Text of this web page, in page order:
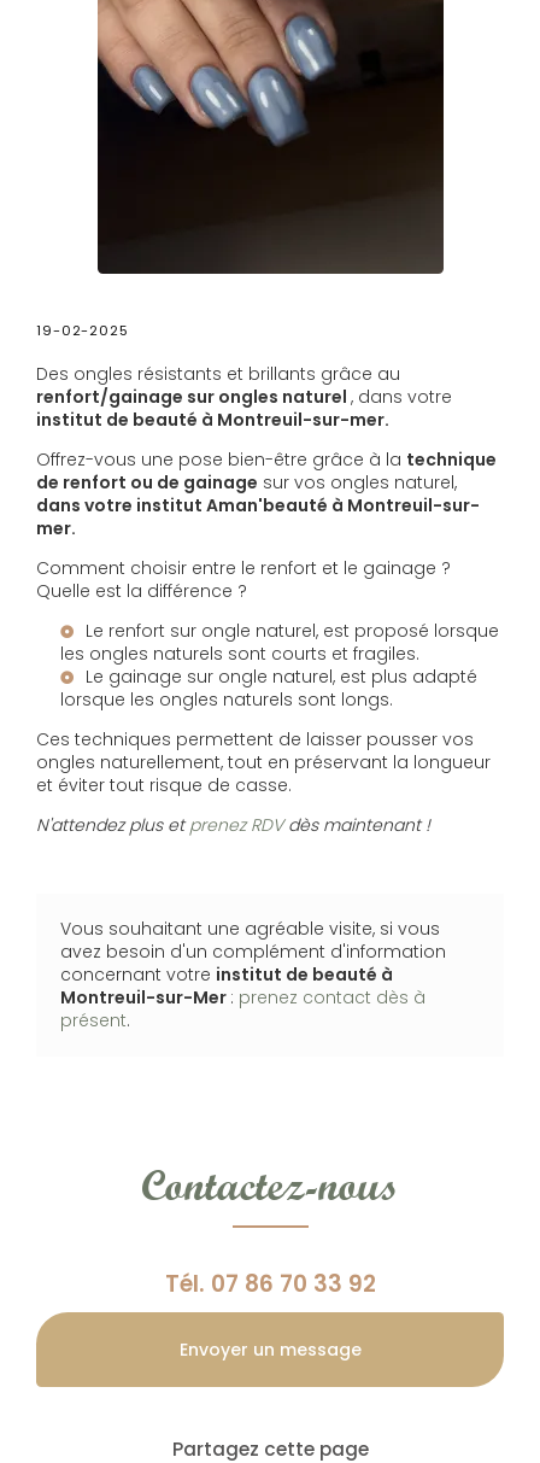
19-02-2025
Des ongles résistants et brillants grâce au
renfort/gainage sur ongles naturel , dans votre
institut de beauté à Montreuil-sur-mer.
Offrez-vous une pose bien-être grâce à la technique
de renfort ou de gainage sur vos ongles naturel,
dans votre institut Aman'beauté à Montreuil-sur-
mer.
Comment choisir entre le renfort et le gainage ?
Quelle est la différence ?
Le renfort sur ongle naturel, est proposé lorsque
les ongles naturels sont courts et fragiles.
Le gainage sur ongle naturel, est plus adapté
lorsque les ongles naturels sont longs.
Ces techniques permettent de laisser pousser vos
ongles naturellement, tout en préservant la longueur
et éviter tout risque de casse.
N'attendez plus etprenez RDVdès maintenant !
Vous souhaitant une agréable visite, si vous
avez besoin d'un complément d'information
concernant votre institut de beauté à
Montreuil-sur-Mer : prenez contact dès à
présent.
Contactez-nous
Tél. 07 86 70 33 92
Envoyer un message
Partagez cette page